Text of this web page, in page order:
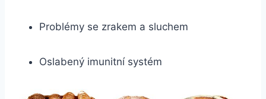
Problémy se zrakem a sluchem
Oslabený imunitní systém